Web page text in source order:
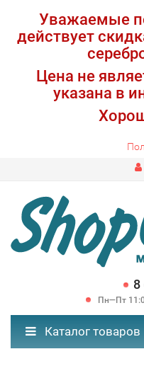
Уважаемые
действует
Цена не
указана в
8
Пн—Пт
Каталог товаров